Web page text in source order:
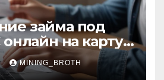
займа под
на карту
в офис: порядок,
и документы
MINING_BROTH